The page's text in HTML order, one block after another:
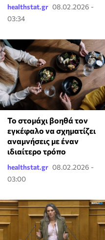
healthstat.gr 08.02.2026 -
03:34
Το στομάχι βοηθά τον
εγκέφαλο να σχηματίζει
αναμνήσεις με έναν
ιδιαίτερο τρόπο
healthstat.gr 08.02.2026 -
03:00